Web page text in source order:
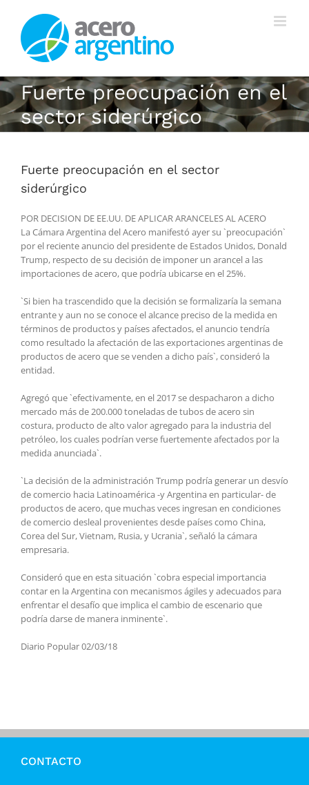
contenido
Fuerte preocupación en el
sector siderúrgico
Fuerte preocupación en el sector
siderúrgico
POR DECISION DE EE.UU. DE APLICAR ARANCELES AL ACERO
La Cámara Argentina del Acero manifestó ayer su `preocupación`
por el reciente anuncio del presidente de Estados Unidos, Donald
Trump, respecto de su decisión de imponer un arancel a las
importaciones de acero, que podría ubicarse en el 25%.
`Si bien ha trascendido que la decisión se formalizaría la semana
entrante y aun no se conoce el alcance preciso de la medida en
términos de productos y países afectados, el anuncio tendría
como resultado la afectación de las exportaciones argentinas de
productos de acero que se venden a dicho país`, consideró la
entidad.
Agregó que `efectivamente, en el 2017 se despacharon a dicho
mercado más de 200.000 toneladas de tubos de acero sin
costura, producto de alto valor agregado para la industria del
petróleo, los cuales podrían verse fuertemente afectados por la
medida anunciada`.
`La decisión de la administración Trump podría generar un desvío
de comercio hacia Latinoamérica -y Argentina en particular- de
productos de acero, que muchas veces ingresan en condiciones
de comercio desleal provenientes desde países como China,
Corea del Sur, Vietnam, Rusia, y Ucrania`, señaló la cámara
empresaria.
Consideró que en esta situación `cobra especial importancia
contar en la Argentina con mecanismos ágiles y adecuados para
enfrentar el desafío que implica el cambio de escenario que
podría darse de manera inminente`.
Diario Popular 02/03/18
CONTACTO